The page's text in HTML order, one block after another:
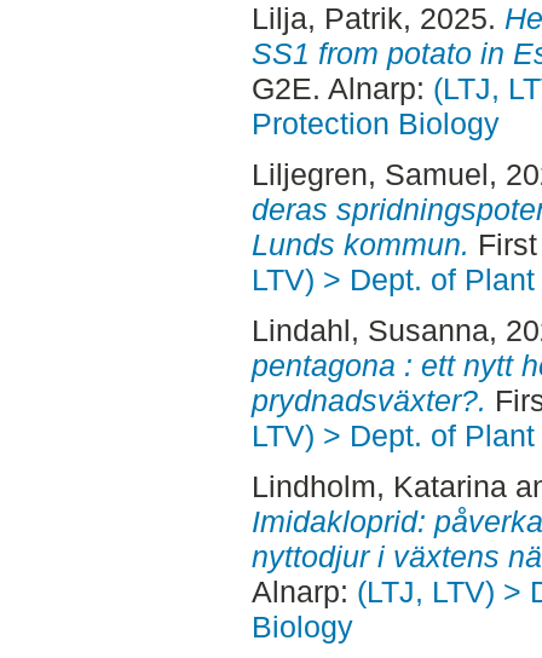
Lilja, Patrik, 2025.
SS1 from potato in
G2E. Alnarp: (LTJ,
Protection Biology
Liljegren, Samuel,
deras
Lunds kommun.
LTV) > Dept. of
Lindahl, Susanna,
pentagona : ett nytt
prydnadsväxter?.
LTV) > Dept. of
Lindholm, Katarina
Imidakloprid:
nyttodjur i växtens
Alnarp: (LTJ, LTV) >
Biology